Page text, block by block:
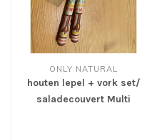
ONLY NATURAL
houten lepel + vork set/
saladecouvert Multi